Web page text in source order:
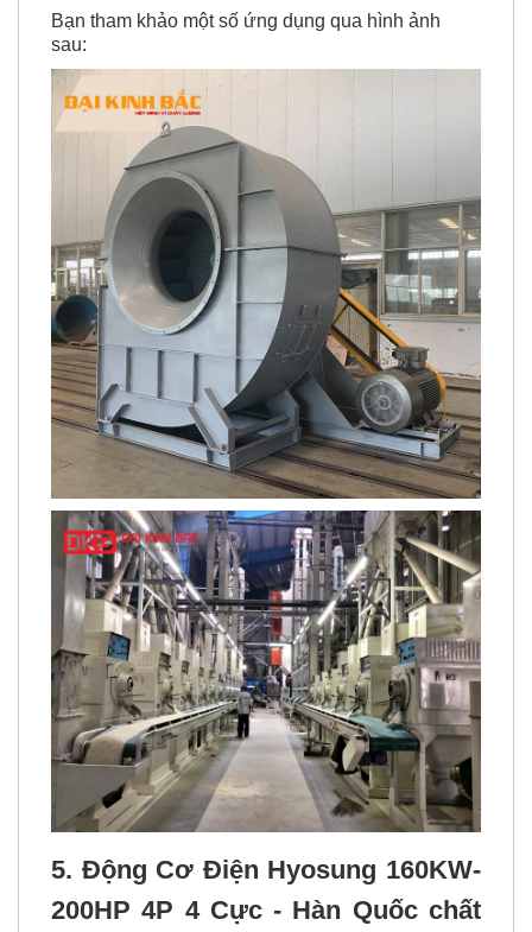
Bạn tham khảo một số ứng dụng qua hình ảnh
sau:
5. Động Cơ Điện Hyosung 160KW-
200HP 4P 4 Cực - Hàn Quốc chất